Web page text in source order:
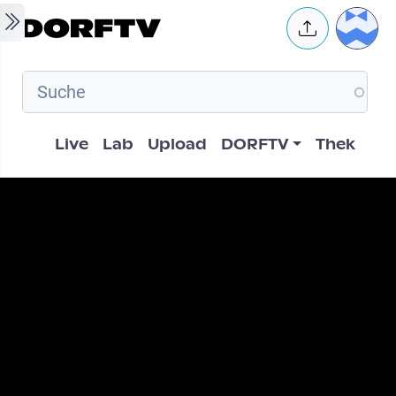
Skip to main content User
Hauptnavigation
Live Lab Upload DORFTV Thek